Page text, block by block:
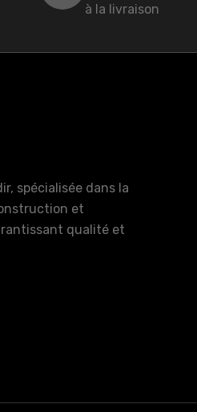
à la livraison
spécialisée dans la
et
qualité et